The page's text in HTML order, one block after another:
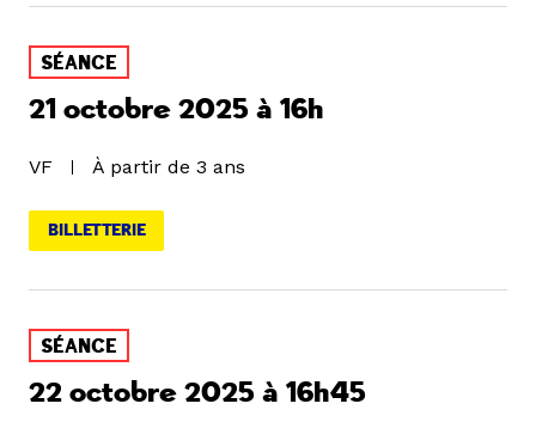
SÉANCE
21 octobre 2025 à 16h
VF À partir de 3 ans
BILLETTERIE
SÉANCE
22 octobre 2025 à 16h45